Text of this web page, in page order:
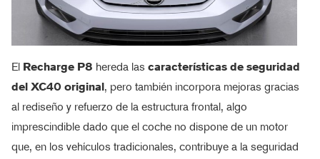
El Recharge P8 hereda las características de seguridad
del XC40 original, pero también incorpora mejoras gracias
al rediseño y refuerzo de la estructura frontal, algo
imprescindible dado que el coche no dispone de un motor
que, en los vehículos tradicionales, contribuye a la seguridad